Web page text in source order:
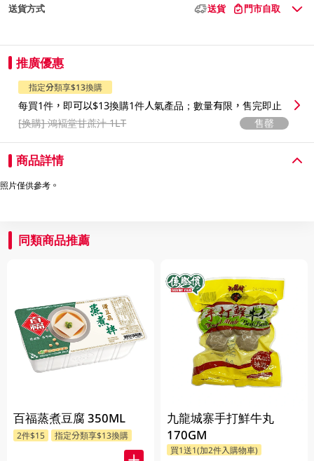
送貨方式 送貨 門市自取
推廣優惠
指定分類享$13換購
每買1件，即可以$13換購1件人氣產品；數量有限，售完即止
[换購]鴻褔堂甘蔗汁 1LT 售罄
商品詳情
照片僅供參考。
同類商品推薦
百福蒸煮豆腐 350ML
2件$15 指定分類享$13換購
九龍城寨手打鮮牛丸
170GM
買1送1(加2件入購物車)